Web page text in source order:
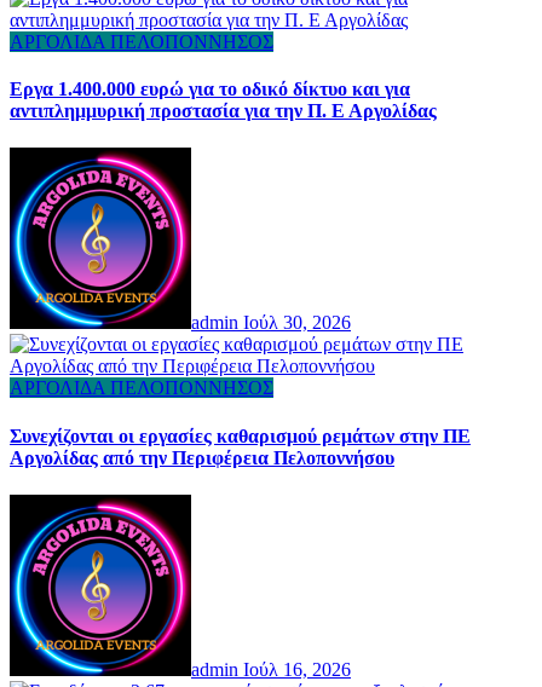
ΑΡΓΟΛΙΔΑ ΠΕΛΟΠΟΝΝΗΣΟΣ
Εργα 1.400.000 ευρώ για το οδικό δίκτυο και για
αντιπλημμυρική προστασία για την Π. Ε Αργολίδας
admin Ιούλ 30, 2026
ΑΡΓΟΛΙΔΑ ΠΕΛΟΠΟΝΝΗΣΟΣ
Συνεχίζονται οι εργασίες καθαρισμού ρεμάτων στην ΠΕ
Αργολίδας από την Περιφέρεια Πελοποννήσου
admin Ιούλ 16, 2026